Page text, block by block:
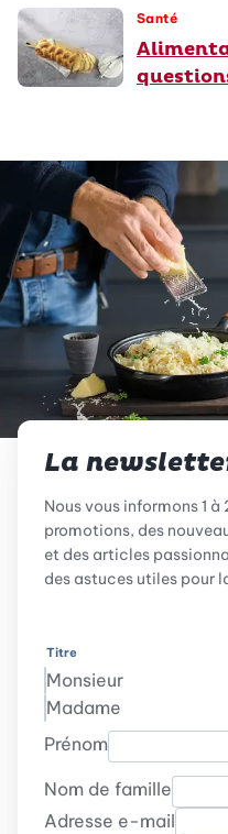
Santé
La
Nous vous informons 1
promotions, des
et des articles
des astuces utiles pour
Titre
Monsieur
Madame
Prénom
Nom de famille
Adresse e-mail